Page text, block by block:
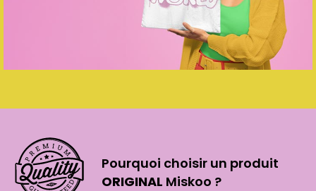
Pourquoi choisir un produit
ORIGINAL Miskoo ?